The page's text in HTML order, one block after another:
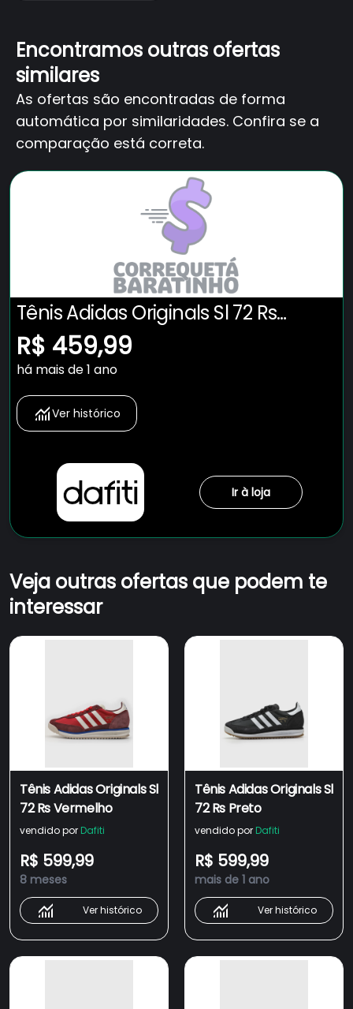
Encontramos outras ofertas
similares
As ofertas são encontradas de forma
automática por similaridades. Confira se a
comparação está correta.
Tênis Adidas Originals Sl 72 Rs
Marrom
R$ 459,99
há mais de 1 ano
Ver histórico
Ir à loja
Veja outras ofertas que podem te
interessar
Tênis Adidas Originals Sl
72 Rs Vermelho
vendido por Dafiti
R$ 599,99
8 meses
Ver histórico
Tênis Adidas Originals Sl
72 Rs Preto
vendido por Dafiti
R$ 599,99
mais de 1 ano
Ver histórico